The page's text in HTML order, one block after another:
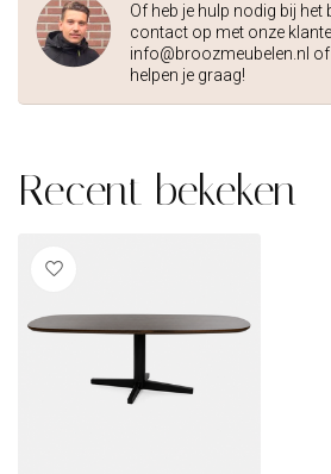
Of heb je hulp nodig bij het
contact op met onze
info@broozmeubelen.nl
helpen je graag!
Recent bekeken